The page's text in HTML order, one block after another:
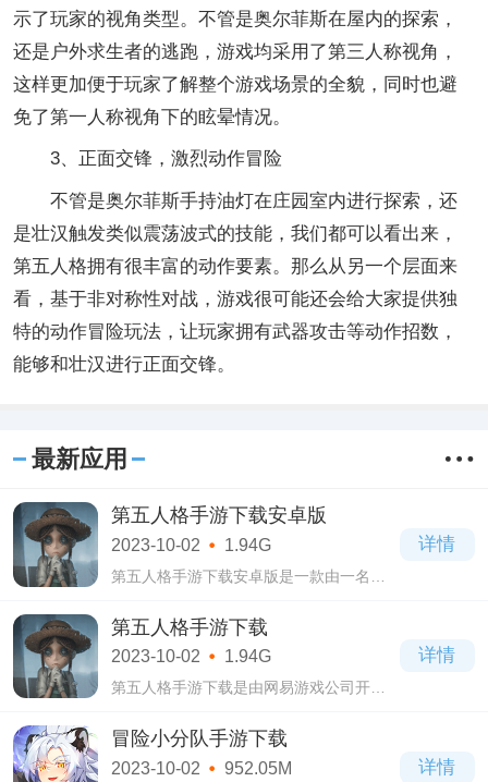
示了玩家的视角类型。不管是奥尔菲斯在屋内的探索，
还是户外求生者的逃跑，游戏均采用了第三人称视角，
这样更加便于玩家了解整个游戏场景的全貌，同时也避
免了第一人称视角下的眩晕情况。
3、正面交锋，激烈动作冒险
不管是奥尔菲斯手持油灯在庄园室内进行探索，还
是壮汉触发类似震荡波式的技能，我们都可以看出来，
第五人格拥有很丰富的动作要素。那么从另一个层面来
看，基于非对称性对战，游戏很可能还会给大家提供独
特的动作冒险玩法，让玩家拥有武器攻击等动作招数，
能够和壮汉进行正面交锋。
最新应用
第五人格手游下载安卓版
2023-10-02 1.94G
第五人格手游下载安卓版是一款由一名监
类手机游戏，监管者的目标是追捕并淘汰
所有的求生者，而求生者则需要合作解开
谜题。
详情
第五人格手游下载
2023-10-02 1.94G
第五人格手游下载是由网易游戏公司开发
戏的画风为哥特式黑暗画风，然后结合上
悬疑、恐怖和生存等游戏元素。
详情
冒险小分队手游下载
2023-10-02 952.05M 详情